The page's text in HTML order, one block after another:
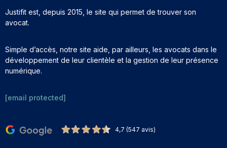
Justifit est, depuis 2015, le site qui permet de trouver son
avocat.
Simple d’accès, notre site aide, par ailleurs, les avocats dans le
développement de leur clientèle et la gestion de leur présence
numérique.
[email protected]
4,7 (547 avis)